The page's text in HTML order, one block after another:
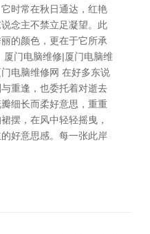
时常在秋日通达，红艳
念主不禁立足凝望。此
的颜色，更在于它所承
门电脑维修|厦门电脑维
电脑维修网 在好多东说
重逢，也委托着对逝去
细长而柔好意思，重重
摆，在风中轻轻摇曳，
好意思感。每一张此岸